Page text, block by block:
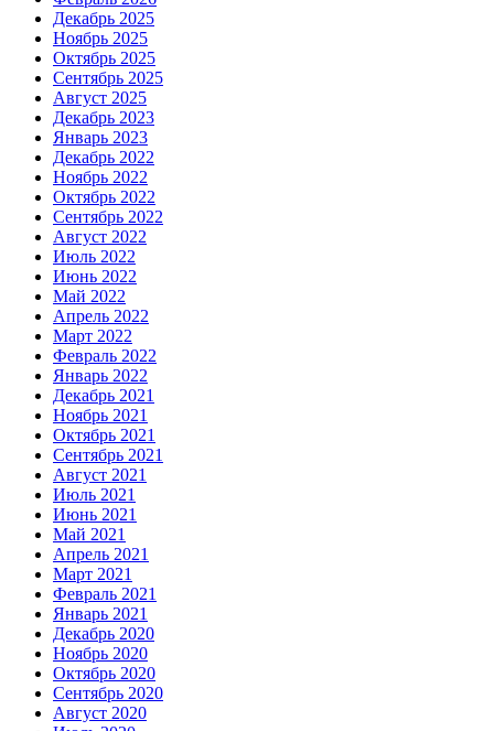
Декабрь 2025
Ноябрь 2025
Октябрь 2025
Сентябрь 2025
Август 2025
Декабрь 2023
Январь 2023
Декабрь 2022
Ноябрь 2022
Октябрь 2022
Сентябрь 2022
Август 2022
Июль 2022
Июнь 2022
Май 2022
Апрель 2022
Март 2022
Февраль 2022
Январь 2022
Декабрь 2021
Ноябрь 2021
Октябрь 2021
Сентябрь 2021
Август 2021
Июль 2021
Июнь 2021
Май 2021
Апрель 2021
Март 2021
Февраль 2021
Январь 2021
Декабрь 2020
Ноябрь 2020
Октябрь 2020
Сентябрь 2020
Август 2020